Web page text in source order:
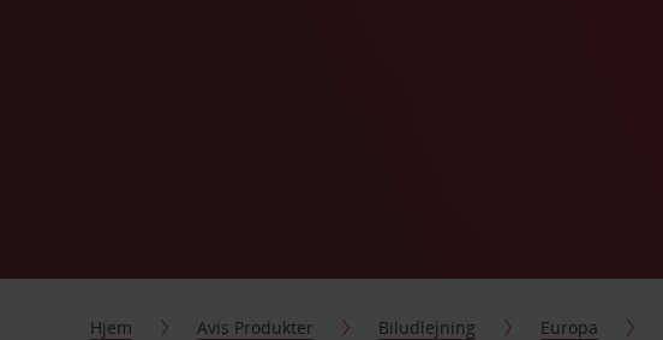
Hjem Avis Produkter Biludlejning Europa